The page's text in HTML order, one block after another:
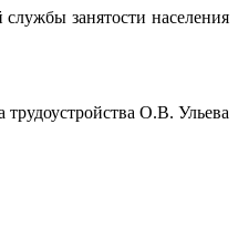
занятости населения
трудоустройства О.В. Ульева